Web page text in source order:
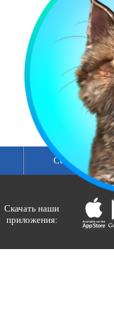
Сетка вещания
Скачать наши
приложения: